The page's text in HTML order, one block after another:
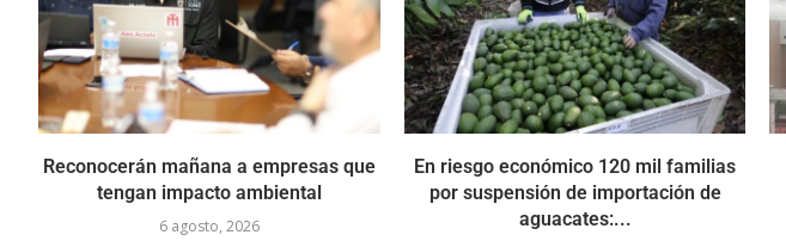
Reconocerán mañana a empresas que
tengan impacto ambiental
6 agosto, 2026
En riesgo económico 120 mil familias
por suspensión de importación de
aguacates:...